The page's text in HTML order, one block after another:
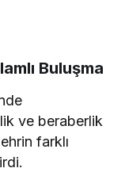
Buluşma
ve beraberlik
farklı